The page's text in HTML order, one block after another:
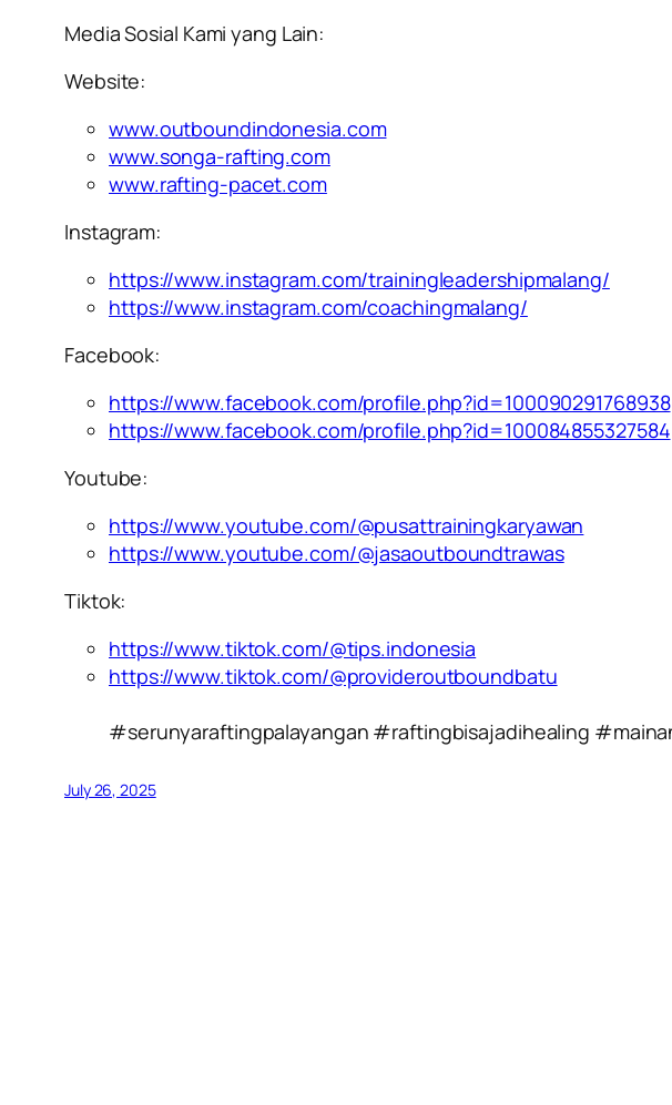
Media Sosial Kami yang Lain:
Website:
www.outboundindonesia.com
www.songa-rafting.com
www.rafting-pacet.com
Instagram:
https://www.instagram.com/trainingleadershipmalang/
https://www.instagram.com/coachingmalang/
Facebook:
https://www.facebook.com/profile.php?id=100090291768938
https://www.facebook.com/profile.php?id=100084855327584
Youtube:
https://www.youtube.com/@pusattrainingkaryawan
https://www.youtube.com/@jasaoutboundtrawas
Tiktok:
https://www.tiktok.com/@tips.indonesia
https://www.tiktok.com/@provideroutboundbatu
#serunyaraftingpalayangan #raftingbisajadihealing
July 26, 2025